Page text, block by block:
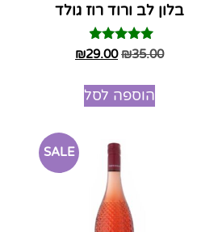
בלון לב ורוד רוז גולד
דורג
4.75
₪35.00
₪29.00
הוספה לסל
SALE